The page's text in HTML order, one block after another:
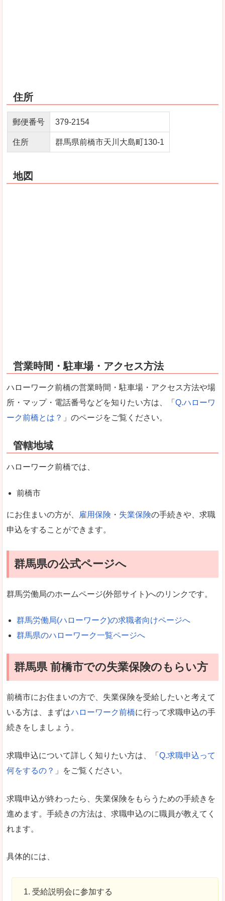
住所
郵便番号 379-2154
住所 群馬県前橋市天川大島町130-1
地図
営業時間・駐車場・アクセス方法
ハローワーク前橋の営業時間・駐車場・アクセス方法や場
所・マップ・電話番号などを知りたい方は、「 Q.ハローワ
ーク前橋とは？ 」のページをご覧ください。
管轄地域
ハローワーク前橋では、
前橋市
にお住まいの方が、 雇用保険 ・ 失業保険の手続きや、求職
申込をすることができます。
群馬県の公式ページへ
群馬労働局のホームページ(外部サイト)へのリンクです。
群馬労働局(ハローワーク)の求職者向けページへ
群馬県のハローワーク一覧ページへ
群馬県 前橋市での失業保険のもらい方
前橋市にお住まいの方で、失業保険を受給したいと考えて
いる方は、まずはハローワーク前橋に行って求職申込の手
続きをしましょう。
求職申込について詳しく知りたい方は、「 Q.求職申込って
何をするの？ 」をご覧ください。
求職申込が終わったら、失業保険をもらうための手続きを
進めます。手続きの方法は、求職申込のに職員が教えてく
れます。
具体的には、
受給説明会に参加する